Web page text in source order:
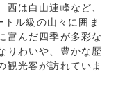
西は白山連峰など、
トル級の山々に囲ま
富んだ四季が多彩な
りわいや、豊かな歴
観光客が訪れていま